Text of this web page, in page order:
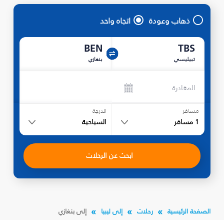
ذهاب وعودة اتجاه واحد
TBS
تبيليسي
BEN
بنغازي
المغادرة
مسافر
1 مسافر
الدرجة
السياحية
ابحث عن الرحلات
الصفحة الرئيسية رحلات إلى ليبيا إلى بنغازي